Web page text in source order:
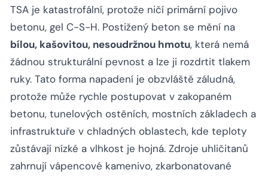
TSA je katastrofální, protože ničí primární pojivo
betonu, gel C-S-H. Postižený beton se mění na
bílou, kašovitou, nesoudržnou hmotu, která nemá
žádnou strukturální pevnost a lze ji rozdrtit tlakem
ruky. Tato forma napadení je obzvláště záludná,
protože může rychle postupovat v zakopaném
betonu, tunelových ostěních, mostních základech a
infrastruktuře v chladných oblastech, kde teploty
zůstávají nízké a vlhkost je hojná. Zdroje uhličitanů
zahrnují vápencové kamenivo, zkarbonatované